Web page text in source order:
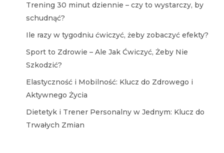
Trening 30 minut dziennie – czy to wystarczy, by
schudnąć?
Ile razy w tygodniu ćwiczyć, żeby zobaczyć efekty?
Sport to Zdrowie – Ale Jak Ćwiczyć, Żeby Nie
Szkodzić?
Elastyczność i Mobilność: Klucz do Zdrowego i
Aktywnego Życia
Dietetyk i Trener Personalny w Jednym: Klucz do
Trwałych Zmian